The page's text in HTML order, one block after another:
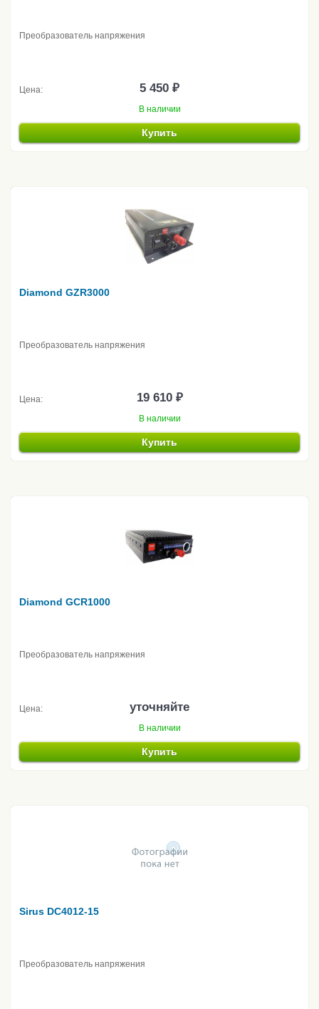
Преобразователь напряжения
Цена: 5 450 ₽
В наличии
Купить
Diamond GZR3000
Преобразователь напряжения
Цена: 19 610 ₽
В наличии
Купить
Diamond GCR1000
Преобразователь напряжения
Цена: уточняйте
В наличии
Купить
Sirus DC4012-15
Преобразователь напряжения